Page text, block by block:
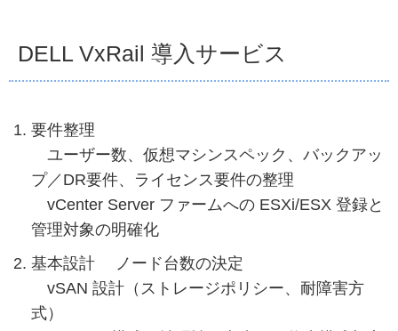
DELL VxRail 導入サービス
要件整理
ユーザー数、仮想マシンスペック、バックアッ
プ／DR要件、ライセンス要件の整理
vCenter Server ファームへの ESXi/ESX 登録と
管理対象の明確化
基本設計 ノード台数の決定
vSAN 設計（ストレージポリシー、耐障害方
式）